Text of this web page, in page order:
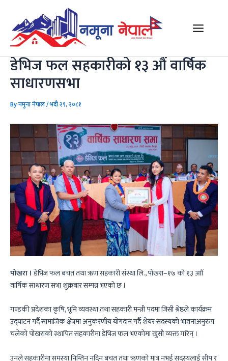
content
Menu
डेभिज फल सहकारीको १३ औं वार्षिक
साधारणसभा
Byनमुना नेपाल/भदौ २९, २०८१
पोखरा । डेभिज फल बचत तथा ऋण सहकारी संस्था लि., पोखरा–१७ को १३ आौं
वार्षिक साधारण सभा शुक्रबार सम्पन्न भएको छ ।
गण्डकी प्रदेशका कृषि, भूमि व्यवस्था तथा सहकारी मन्त्री पदमा जिसी श्रेष्ठले कार्यक्रम
उद्घाटन गर्दै सामाजिक क्षेत्रमा अनुकरणीय योगदान गर्दै शेयर सदस्यको भावनाअनुरुप
चलेको पोखराको स्थापित सहकारीमा डेभिज फल भएकोमा खुसी व्यक्त गरिन् ।
उनले सहकारीमा समस्या निम्तिन नदिन बचत तथा ऋणको मात्र नभई सदस्यलाई सीप र
navigation